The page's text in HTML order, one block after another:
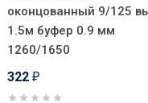
оконцованный 9/125
1.5м буфер 0.9 мм
1260/1650
322 ₽